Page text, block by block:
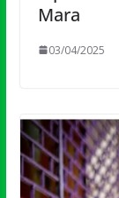
Mara
03/04/2025